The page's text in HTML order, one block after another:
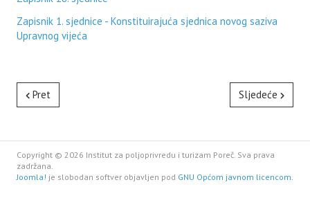
Zapisnik 1. sjednice - Konstituirajuća sjednica novog saziva
Upravnog vijeća
Pret Sljedeće
Copyright © 2026 Institut za poljoprivredu i turizam Poreč. Sva prava
zadržana.
Joomla! je slobodan softver objavljen pod GNU Općom javnom licencom.